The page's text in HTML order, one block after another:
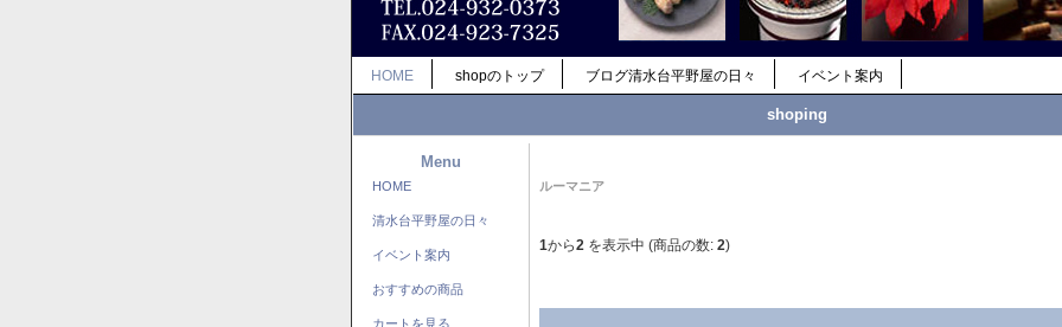
HOME shopのトップ ブログ清水台平野屋の日々 イベント案内
shoping
Menu
HOME
清水台平野屋の日々
イベント案内
おすすめの商品
カートを見る
ルーマニア
1から2 を表示中 (商品の数: 2)